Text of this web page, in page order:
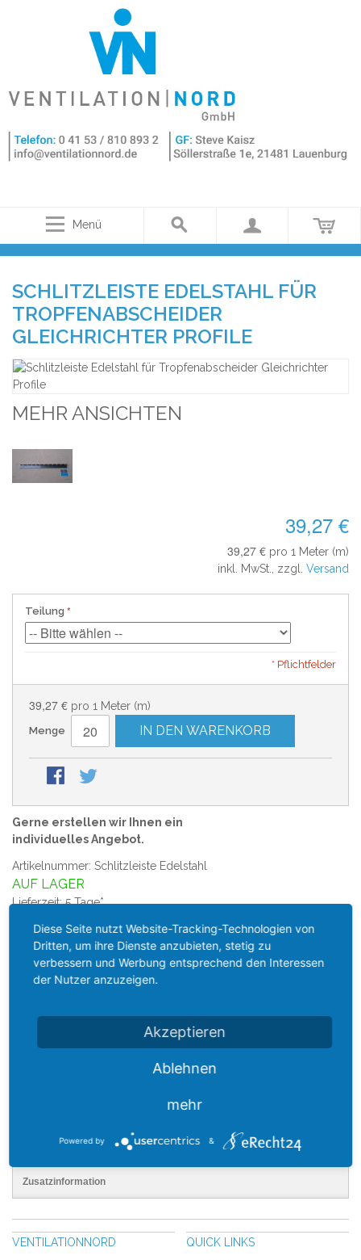
Menü
SCHLITZLEISTE EDELSTAHL FÜR
TROPFENABSCHEIDER
GLEICHRICHTER PROFILE
MEHR ANSICHTEN
39,27 €
39,27 € pro 1 Meter (m)
inkl. MwSt., zzgl. Versand
Teilung
* Pflichtfelder
39,27 € pro 1 Meter (m)
Menge IN DEN WARENKORB
Gerne erstellen wir Ihnen ein
individuelles Angebot.
Artikelnummer: Schlitzleiste Edelstahl
AUF LAGER
Lieferzeit: 5 Tage*
Schlitzleiste aus Edelstahl für Tropfenabscheider,
Gleichrichter Profile
aus Edelstahl 1.4301 (V2A)
*gilt für Lieferungen innerhalb Deutschlands, Lieferzeiten für
Artikelbeschreibung
Zusatzinformation
VENTILATIONNORD QUICK LINKS
Diese Seite nutzt Website-Tracking-Technologien von
Dritten, um ihre Dienste anzubieten, stetig zu
verbessern und Werbung entsprechend den Interessen
der Nutzer anzuzeigen.
Akzeptieren
Ablehnen
mehr
Powered by &